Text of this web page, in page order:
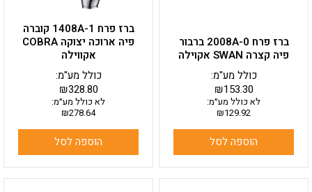
ברז פרח 2008A-0 ברבור
פיה קצרה SWAN אקוילה
₪153.30
כולל מע"מ:
לא כולל מע״מ:
₪129.92
הוספה לסל
ברז פרח 1408A-1 קוברה
פיה ארוכה יצוקה COBRA
אקווילה
₪328.80
כולל מע"מ:
לא כולל מע״מ:
₪278.64
הוספה לסל